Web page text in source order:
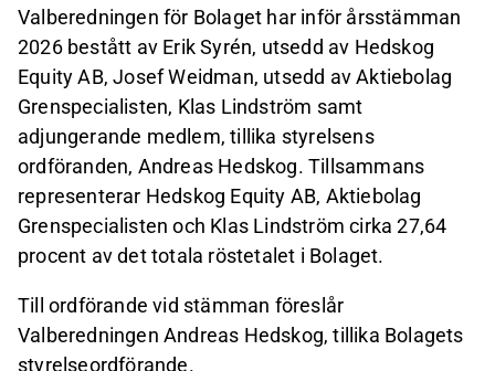
Valberedningen för Bolaget har inför årsstämman
2026 bestått av Erik Syrén, utsedd av Hedskog
Equity AB, Josef Weidman, utsedd av Aktiebolag
Grenspecialisten, Klas Lindström samt
adjungerande medlem, tillika styrelsens
ordföranden, Andreas Hedskog. Tillsammans
representerar Hedskog Equity AB, Aktiebolag
Grenspecialisten och Klas Lindström cirka 27,64
procent av det totala röstetalet i Bolaget.
Till ordförande vid stämman föreslår
Valberedningen Andreas Hedskog, tillika Bolagets
styrelseordförande.